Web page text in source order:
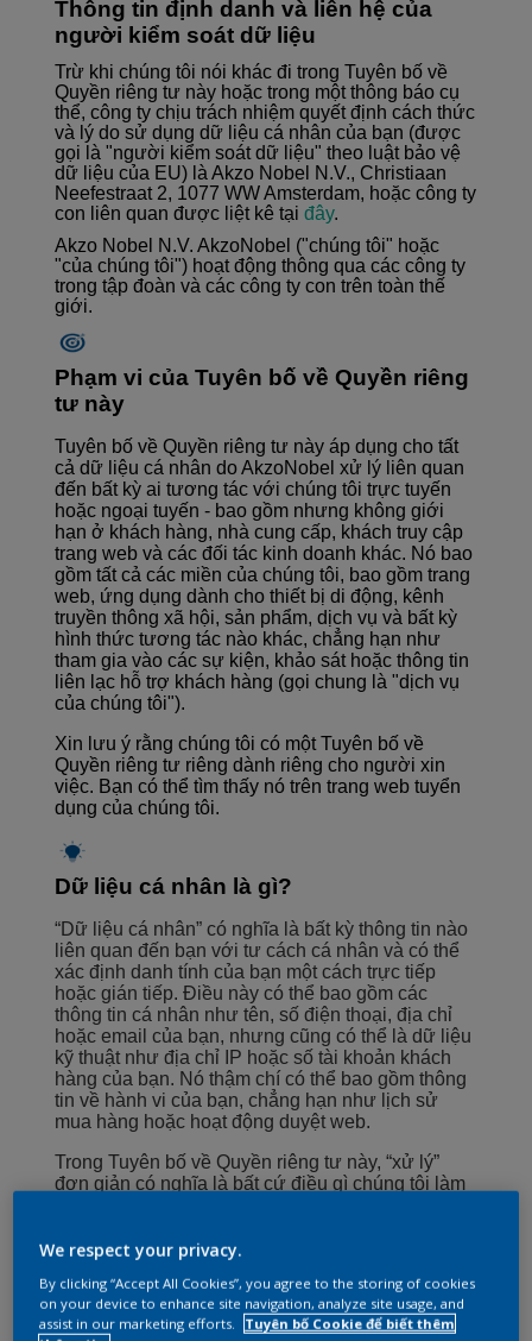
Thông tin định danh và liên hệ của
người kiểm soát dữ liệu
Trừ khi chúng tôi nói khác đi trong Tuyên bố về
Quyền riêng tư này hoặc trong một thông báo cụ
thể, công ty chịu trách nhiệm quyết định cách thức
và lý do sử dụng dữ liệu cá nhân của bạn (được
gọi là "người kiểm soát dữ liệu" theo luật bảo vệ
dữ liệu của EU) là Akzo Nobel N.V., Christiaan
Neefestraat 2, 1077 WW Amsterdam, hoặc công ty
con liên quan được liệt kê tại đây.
Akzo Nobel N.V. AkzoNobel ("chúng tôi" hoặc
"của chúng tôi") hoạt động thông qua các công ty
trong tập đoàn và các công ty con trên toàn thế
giới.
Phạm vi của Tuyên bố về Quyền riêng
tư này
Tuyên bố về Quyền riêng tư này áp dụng cho tất
cả dữ liệu cá nhân do AkzoNobel xử lý liên quan
đến bất kỳ ai tương tác với chúng tôi trực tuyến
hoặc ngoại tuyến - bao gồm nhưng không giới
hạn ở khách hàng, nhà cung cấp, khách truy cập
trang web và các đối tác kinh doanh khác. Nó bao
gồm tất cả các miền của chúng tôi, bao gồm trang
web, ứng dụng dành cho thiết bị di động, kênh
truyền thông xã hội, sản phẩm, dịch vụ và bất kỳ
hình thức tương tác nào khác, chẳng hạn như
tham gia vào các sự kiện, khảo sát hoặc thông tin
liên lạc hỗ trợ khách hàng (gọi chung là "dịch vụ
của chúng tôi").
Xin lưu ý rằng chúng tôi có một Tuyên bố về
Quyền riêng tư riêng dành riêng cho người xin
việc. Bạn có thể tìm thấy nó trên trang web tuyển
dụng của chúng tôi.
Dữ liệu cá nhân là gì?
“Dữ liệu cá nhân” có nghĩa là bất kỳ thông tin nào
liên quan đến bạn với tư cách cá nhân và có thể
xác định danh tính của bạn một cách trực tiếp
hoặc gián tiếp. Điều này có thể bao gồm các
thông tin cá nhân như tên, số điện thoại, địa chỉ
hoặc email của bạn, nhưng cũng có thể là dữ liệu
kỹ thuật như địa chỉ IP hoặc số tài khoản khách
hàng của bạn. Nó thậm chí có thể bao gồm thông
tin về hành vi của bạn, chẳng hạn như lịch sử
mua hàng hoặc hoạt động duyệt web.
Trong Tuyên bố về Quyền riêng tư này, “xử lý”
đơn giản có nghĩa là bất cứ điều gì chúng tôi làm
Chúng tôi sử dụng những dữ liệu cá
nhân nào và lý do
We respect your privacy.
By clicking “Accept All Cookies”, you agree to the storing of cookies
on your device to enhance site navigation, analyze site usage, and
assist in our marketing efforts.
Tuyên bố Cookie để biết thêm